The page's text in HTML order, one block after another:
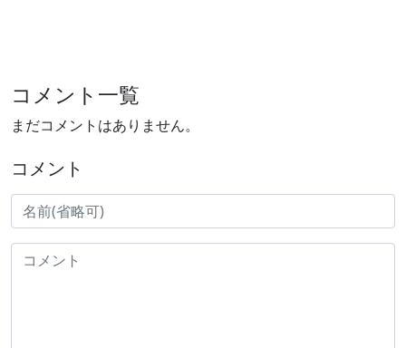
コメント一覧
まだコメントはありません。
コメント